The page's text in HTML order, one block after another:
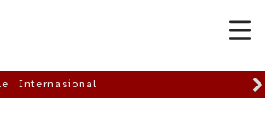
Internasional